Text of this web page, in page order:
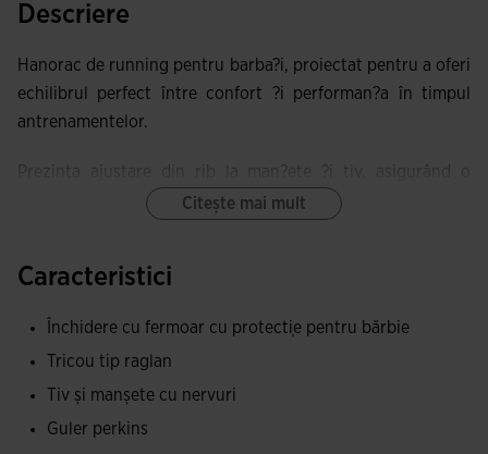
Descriere
Hanorac de running pentru barba?i, proiectat pentru a oferi
echilibrul perfect între confort ?i performan?a în timpul
antrenamentelor.
Prezinta ajustare din rib la man?ete ?i tiv, asigurând o
aderen?a mai buna ?i prevenind patrunderea aerului rece.
i libertatea de mi?care, permi?ând atletului sa efectueze
integral faciliteaza reglarea ventilarii, iar hanoracul include
un protector pentru barbie pentru a evita frecarile.
fermoar, ideale pentru a transporta obiecte mici în siguran?
Citește mai mult
Caracteristici
Închidere cu fermoar cu protecție pentru bărbie
Tricou tip raglan
Tiv și manșete cu nervuri
Guler perkins